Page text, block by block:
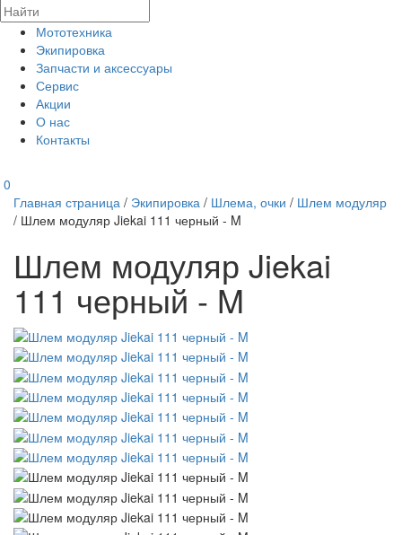
Мототехника
Экипировка
Запчасти и аксессуары
Сервис
Акции
О нас
Контакты
0
Главная страница / Экипировка / Шлема, очки / Шлем модуляр
/ Шлем модуляр Jiekai 111 черный - M
Шлем модуляр Jiekai
111 черный - M